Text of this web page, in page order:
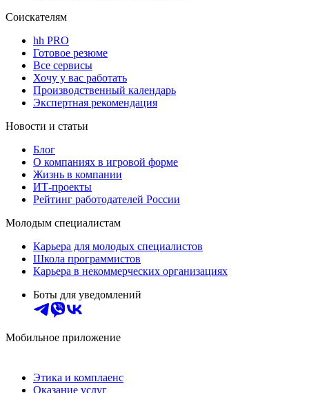
Соискателям
hh PRO
Готовое резюме
Все сервисы
Хочу у вас работать
Производственный календарь
Экспертная рекомендация
Новости и статьи
Блог
О компаниях в игровой форме
Жизнь в компании
ИТ-проекты
Рейтинг работодателей России
Молодым специалистам
Карьера для молодых специалистов
Школа программистов
Карьера в некоммерческих организациях
Боты для уведомлений
Мобильное приложение
Этика и комплаенс
Оказание услуг